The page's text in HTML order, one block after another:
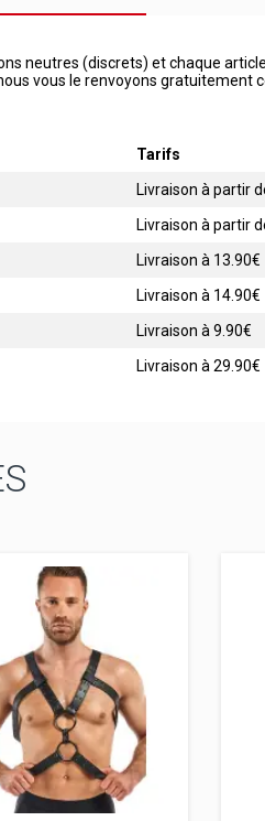
neutres (discrets) et chaque
vous le renvoyons gratuitement
Tarifs
Livraison à partir
Livraison à partir
Livraison à 13.90€
Livraison à 14.90€
Livraison à 9.90€
Livraison à 29.90€